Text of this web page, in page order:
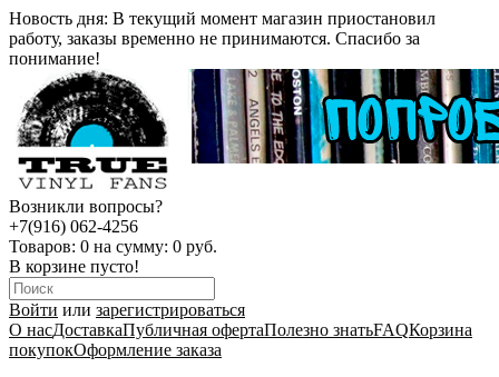
Новость дня: В текущий момент магазин приостановил
работу, заказы временно не принимаются. Спасибо за
понимание!
Возникли вопросы?
+7(916) 062-4256
Товаров: 0 на сумму: 0 руб.
В корзине пусто!
Войти или зарегистрироваться
О насДоставкаПубличная офертаПолезно знатьFAQКорзина
покупокОформление заказа